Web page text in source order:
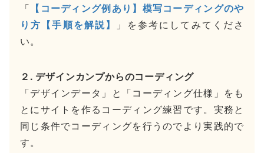
「 【コーディング例あり】模写コーディングのや
り方【手順を解説】
」を参考にしてみてくださ
い。
２. デザインカンプからのコーディング
「デザインデータ」と「コーディング仕様」をも
とにサイトを作るコーディング練習です。実務と
同じ条件でコーディングを行うのでより実践的で
す。